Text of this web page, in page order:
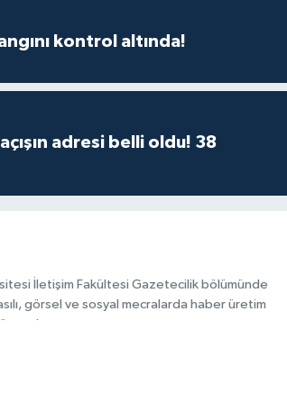
kontrol altında!
adresi belli oldu! 38
İletişim Fakültesi Gazetecilik bölümünde
görsel ve sosyal mecralarda haber üretim
alıyor.